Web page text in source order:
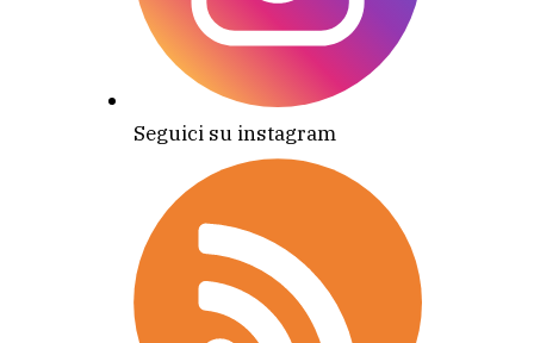
Seguici su instagram